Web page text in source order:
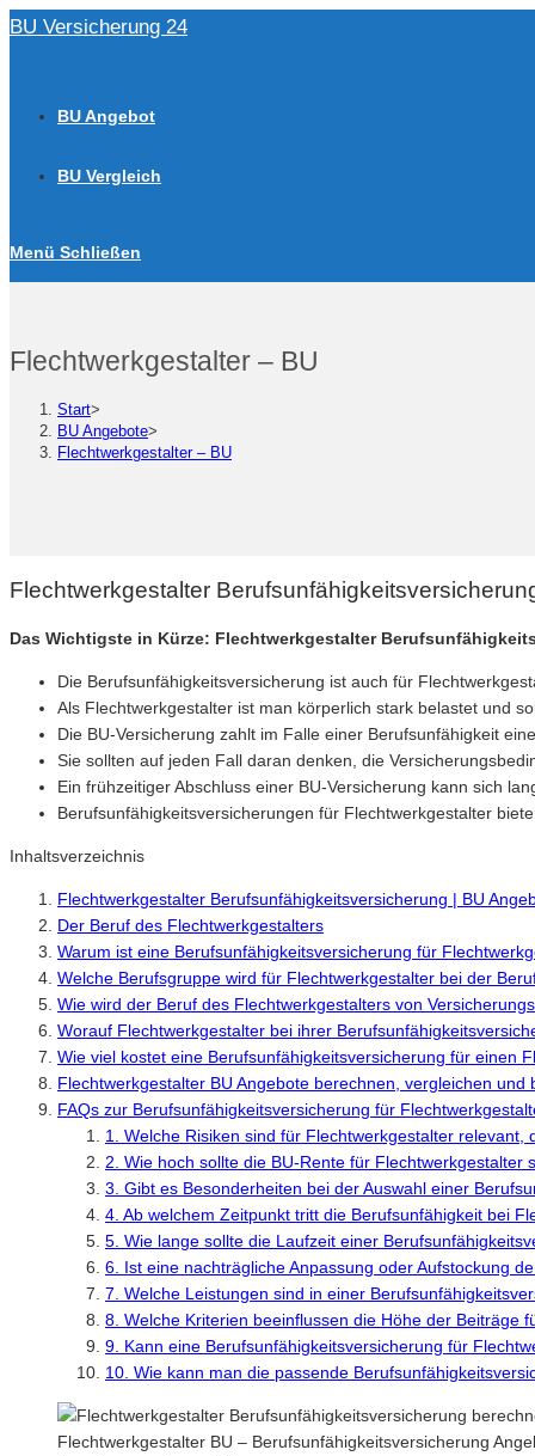
Zum
BU Versicherung 24
BU Angebot
BU Vergleich
Menü Schließen
Flechtwerkgestalter – BU
Start>
BU Angebote>
Flechtwerkgestalter – BU
Flechtwerkgestalter
Das Wichtigste in Kürze: Flechtwerkgestalter
Die Berufsunfähigkeitsversicherung ist auch für
Als Flechtwerkgestalter ist man körperlich stark belastet und
Die BU-Versicherung zahlt im Falle einer Berufsunfähigkeit
Sie sollten auf jeden Fall daran denken, die
Ein frühzeitiger Abschluss einer BU-Versicherung kann sich
Berufsunfähigkeitsversicherungen für Flechtwerkgestalter
Inhaltsverzeichnis
Flechtwerkgestalter Berufsunfähigkeitsversicherung | BU
Der Beruf des Flechtwerkgestalters
Warum ist eine Berufsunfähigkeitsversicherung für
Welche Berufsgruppe wird für Flechtwerkgestalter bei der
Wie wird der Beruf des Flechtwerkgestalters von
Worauf Flechtwerkgestalter bei ihrer
Wie viel kostet eine Berufsunfähigkeitsversicherung für einen
Flechtwerkgestalter BU Angebote berechnen, vergleichen und
FAQs zur Berufsunfähigkeitsversicherung für
1. Welche Risiken sind für Flechtwerkgestalter
2. Wie hoch sollte die BU-Rente für Flechtwerkgestalter
3. Gibt es Besonderheiten bei der Auswahl einer
4. Ab welchem Zeitpunkt tritt die Berufsunfähigkeit bei
5. Wie lange sollte die Laufzeit einer
6. Ist eine nachträgliche Anpassung oder Aufstockung
7. Welche Leistungen sind in einer
8. Welche Kriterien beeinflussen die Höhe der Beiträge
9. Kann eine Berufsunfähigkeitsversicherung für
10. Wie kann man die passende
Flechtwerkgestalter BU – Berufsunfähigkeitsversicherung